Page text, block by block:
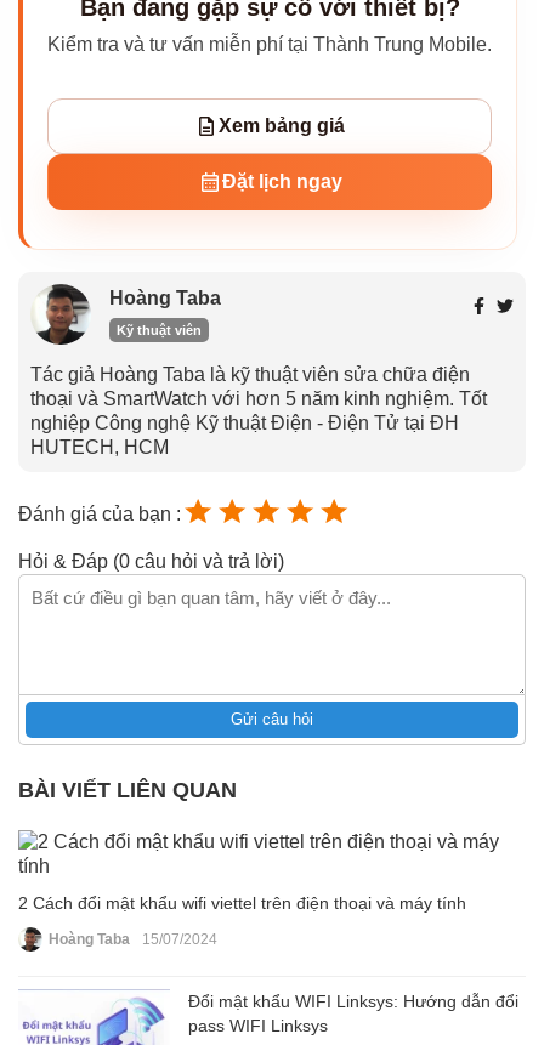
Bạn đang gặp sự cố với thiết bị?
Kiểm tra và tư vấn miễn phí tại Thành Trung Mobile.
Xem bảng giá
Đặt lịch ngay
Hoàng Taba
Kỹ thuật viên
Tác giả Hoàng Taba là kỹ thuật viên sửa chữa điện
thoại và SmartWatch với hơn 5 năm kinh nghiệm. Tốt
nghiệp Công nghệ Kỹ thuật Điện - Điện Tử tại ĐH
HUTECH, HCM
Đánh giá của bạn :
Hỏi & Đáp (0 câu hỏi và trả lời)
Gửi câu hỏi
BÀI VIẾT LIÊN QUAN
2 Cách đổi mật khẩu wifi viettel trên điện thoại và máy tính
Hoàng Taba 15/07/2024
Đổi mật khẩu WIFI Linksys: Hướng dẫn đổi
pass WIFI Linksys